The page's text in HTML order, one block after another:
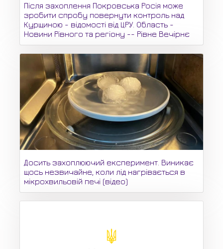
Після захоплення Покровська Росія може
зробити спробу повернути контроль над
Курщиною - відомості від ЦРУ. Область -
Новини Рівного та регіону -- Рівне Вечірнє
Досить захоплюючий експеримент. Виникає
щось незвичайне, коли лід нагрівається в
мікрохвильовій печі (відео)